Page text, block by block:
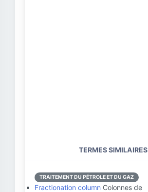
TERMES SIMILAIRES
TRAITEMENT DU PÉTROLE ET DU GAZ
Fractionation column Colonnes de